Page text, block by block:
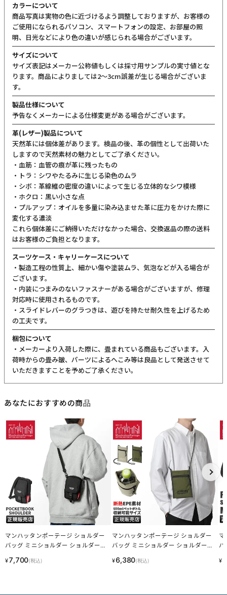
カラーについて
商品写真は実物の色に近づけるよう調整しておりますが、お客様の
ご使用になられるパソコン、スマートフォンの設定、お部屋の照
明、日光などにより色の違いが感じられる場合がございます。
サイズについて
サイズ表記はメーカー公称値もしくは採寸用サンプルの実寸値とな
ります。商品によりましては2〜3cm誤差が生じる場合がございま
す。
製品仕様について
予告なくメーカーによる仕様変更がある場合がございます。
革(レザー)製品について
天然革には個体差があります。検品の後、革の個性として出荷いた
しますので天然素材の魅力としてご了承ください。
・血筋：血管の痕が革に残ったもの
・トラ：シワやたるみに生じる染色のムラ
・シボ：革線維の密度の違いによって生じる立体的なシワ模様
・ホクロ：黒い小さな点
・プルアップ：オイルを多量に染み込ませた革に圧力をかけた際に
変化する濃淡
これら個体差にご納得いただけなかった場合、交換返品の際の送料
はお客様のご負担となります。
スーツケース・キャリーケースについて
・製造工程の性質上、細かい傷や塗装ムラ、気泡などが入る場合が
ございます。
・内装につまみのないファスナーがある場合がございますが、修理
対応時に使用されるものです。
・スライドレバーのグラつきは、遊びを持たせ耐久性を上げるため
の工夫です。
梱包について
・メーカーより入荷した際に、畳まれている商品もございます。入
荷時からの畳み皺、パーツによるへこみ等は良品として発送させて
いただきますことを予めご了承ください。
あなたにおすすめの商品
マンハッタンポーテージ ショルダー
バッグ ミニショルダー ショルダーポ
ECPN
¥7,700(税込)
マンハッタンポーテージ ショルダー
バッグ ミニショルダー ショルダーポ
MP2029-500CDFOREST LINECPN
¥6,380(税込)
マ
バ
¥